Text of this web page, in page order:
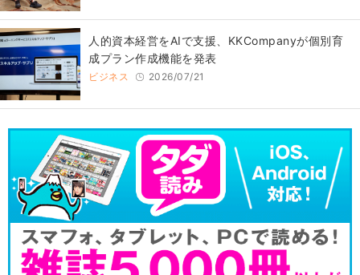
人的資本経営をAIで支援、KKCompanyが個別育
成プラン作成機能を発表
ビジネス 2026/07/21